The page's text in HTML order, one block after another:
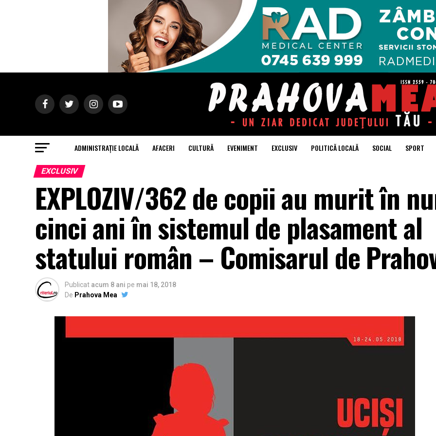
ADMINISTRAȚIE LOCALĂ AFACERI CULTURĂ EVENIMENT EXCLUSIV POLITICĂ LOCALĂ SOCIAL SPORT
EXCLUSIV
EXPLOZIV/362 de copii au murit în
cinci ani în sistemul de plasament al
statului român – Comisarul de
Publicat acum 8 ani pe mai 18, 2018
De Prahova Mea